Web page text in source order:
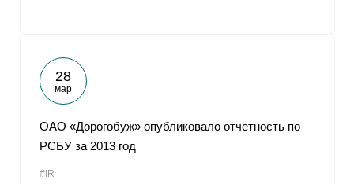
28
мар
ОАО «Дорогобуж» опубликовало отчетность по
РСБУ за 2013 год
#IR